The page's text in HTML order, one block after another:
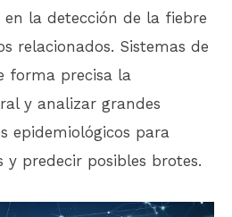
la detección de la fiebre
relacionados. Sistemas de
forma precisa la
y analizar grandes
epidemiológicos para
predecir posibles brotes.